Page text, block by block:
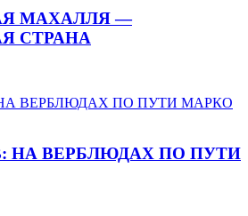
МАХАЛЛЯ —
СТРАНА
НА ВЕРБЛЮДАХ ПО ПУТИ